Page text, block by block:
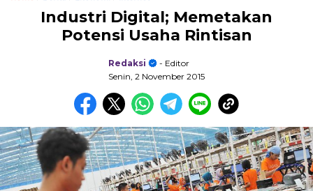
Industri Digital; Memetakan
Potensi Usaha Rintisan
Redaksi
- Editor
Senin, 2 November 2015